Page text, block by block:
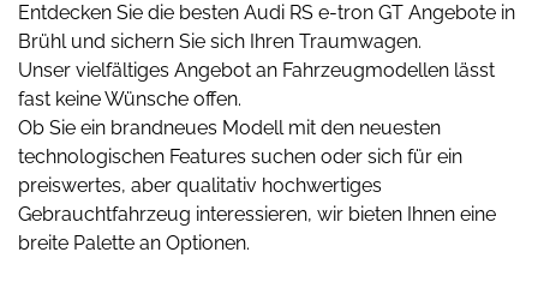
Entdecken Sie die besten Audi RS e-tron GT Angebote in
Brühl und sichern Sie sich Ihren Traumwagen.
Unser vielfältiges Angebot an Fahrzeugmodellen lässt
fast keine Wünsche offen.
Ob Sie ein brandneues Modell mit den neuesten
technologischen Features suchen oder sich für ein
preiswertes, aber qualitativ hochwertiges
Gebrauchtfahrzeug interessieren, wir bieten Ihnen eine
breite Palette an Optionen.